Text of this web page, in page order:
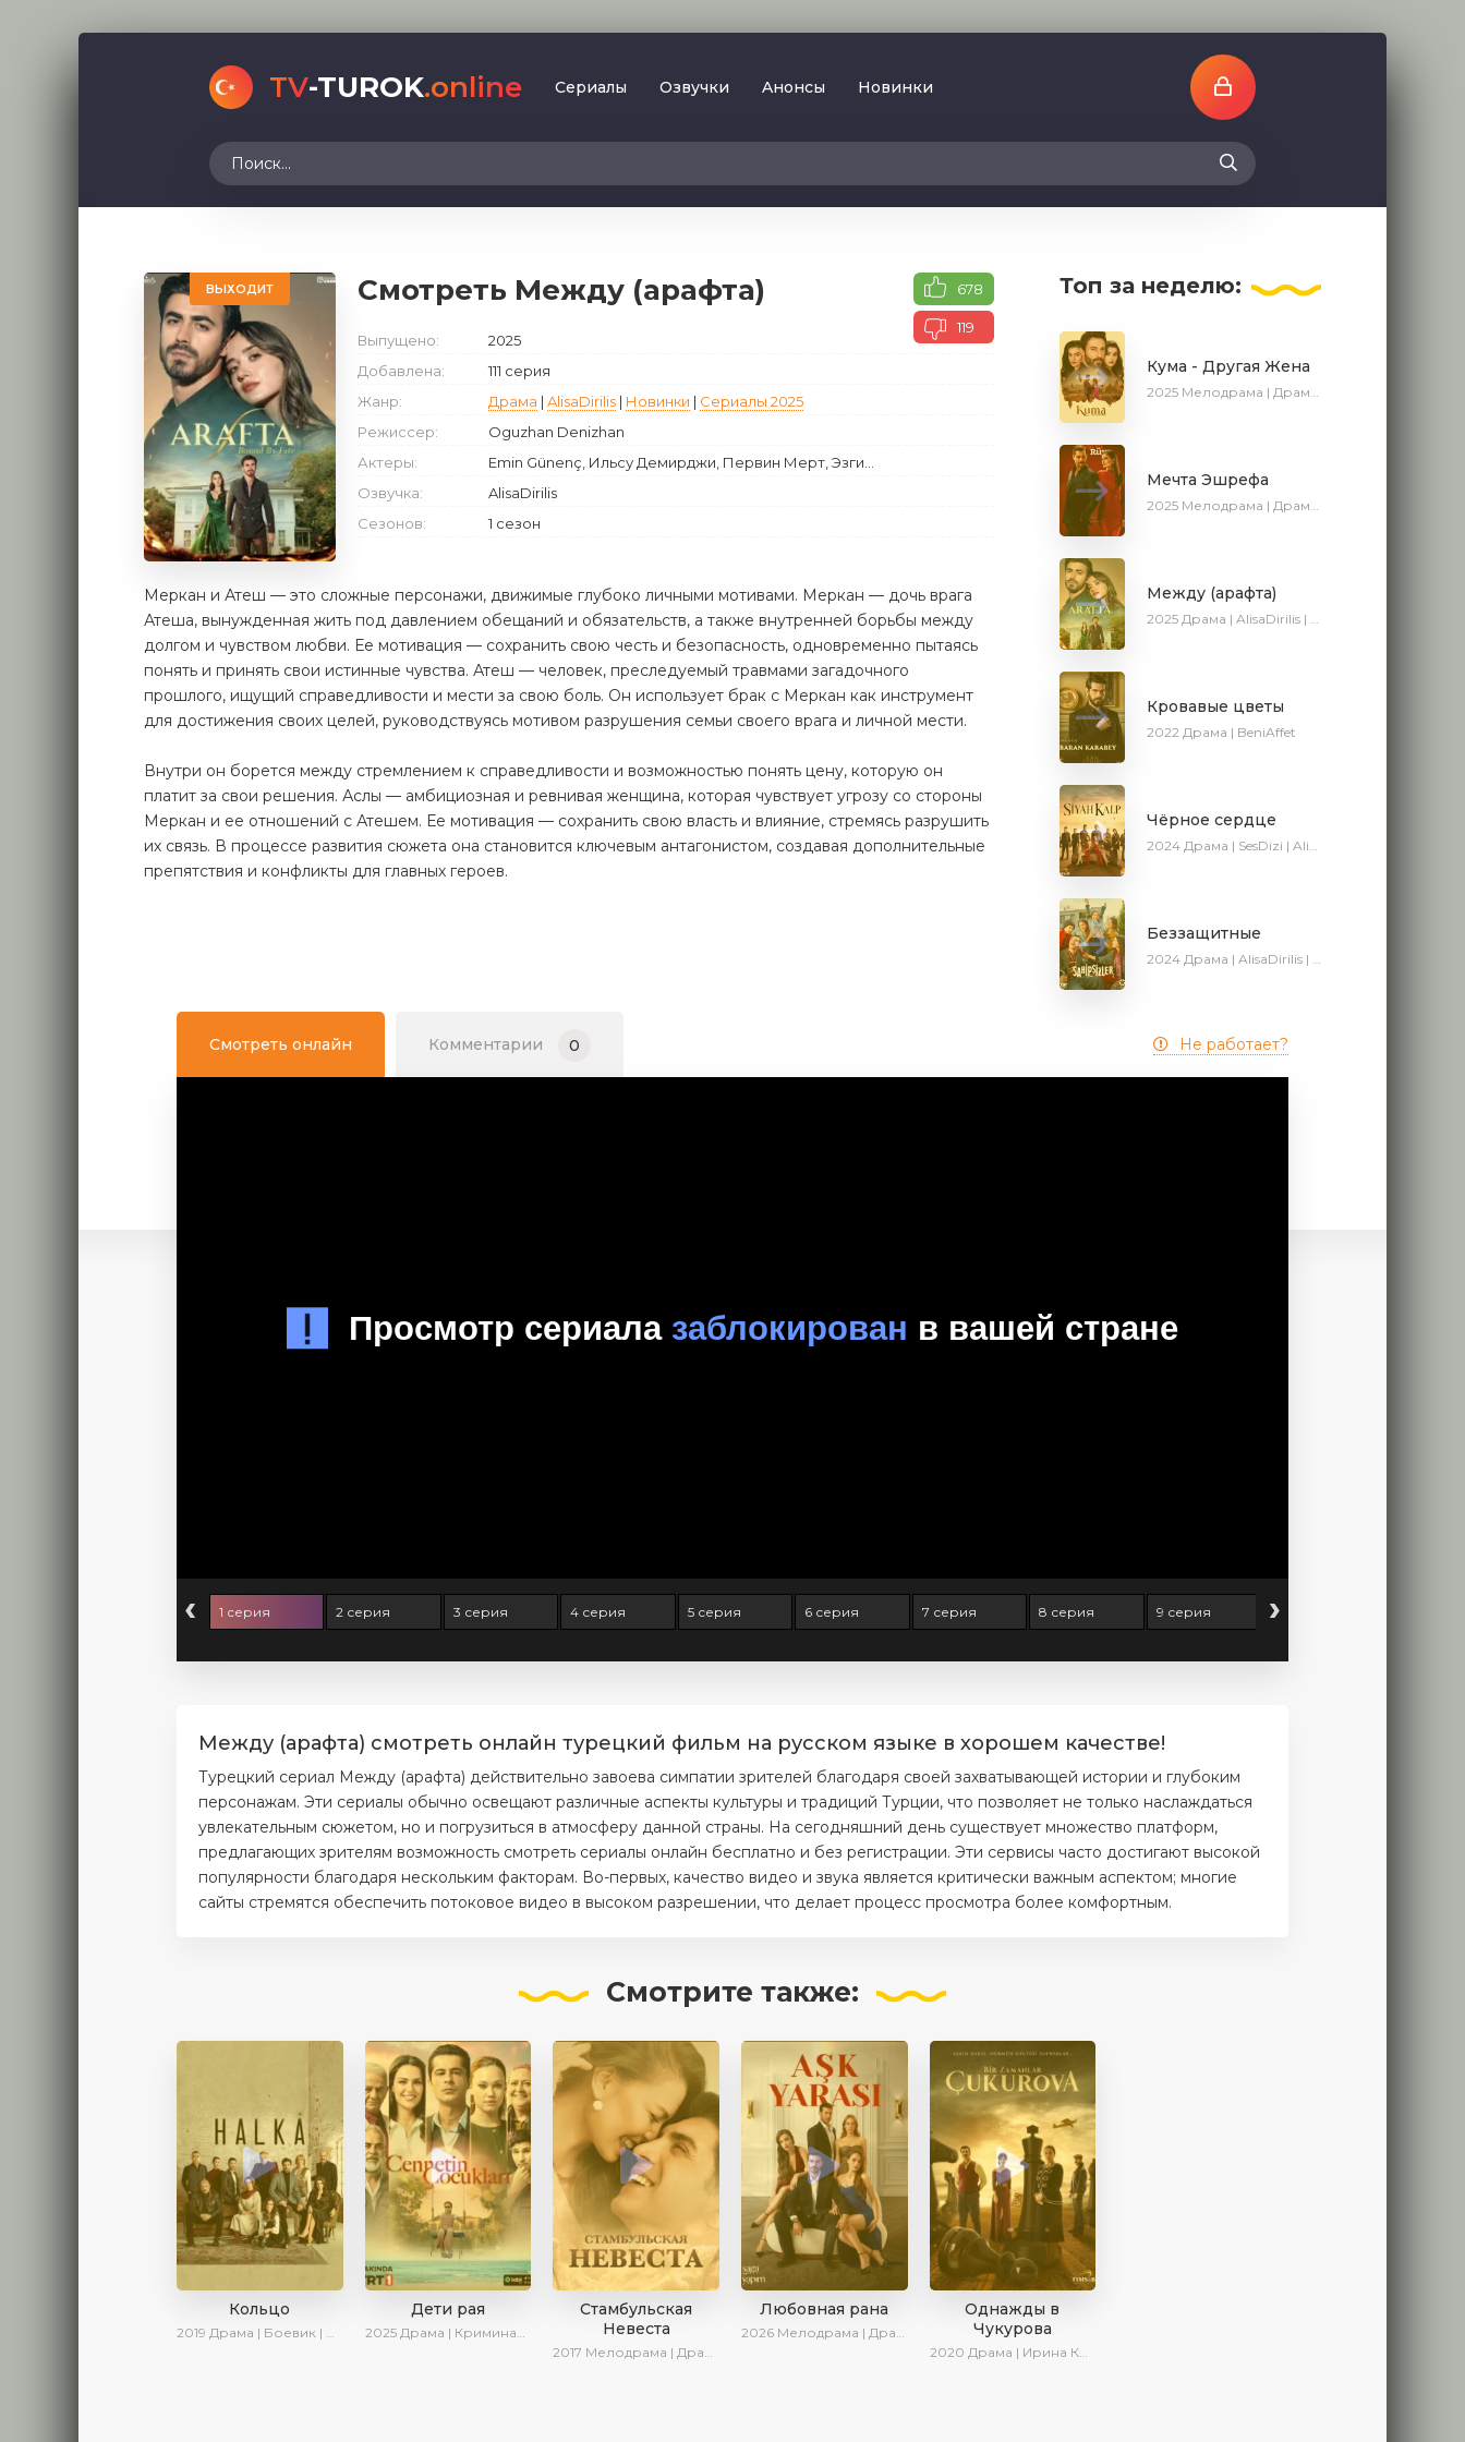
TV-TUROK.online Сериалы
Детектив
Боевик
Военный
Oзвучки
AveTurk
Aнoнcы Новинки
ВЫХОДИТ Смотреть Между (арафта) 678
119
Выпущено:
2025
Добавлена:
111 серия
Жанр:
Драма | AlisaDirilis | Новинки | Сериалы 2025
Режиссер:
Oguzhan Denizhan
Актеры:
Emin Günenç, Ильсу Демирджи, Первин Мерт, Эзги...
Озвучка:
AlisaDirilis
Сезонов:
1 сезон
Меркан и Атеш — это сложные персонажи, движимые глубоко личными мотивами. Меркан — дочь врага
Атеша, вынужденная жить под давлением обещаний и обязательств, а также внутренней борьбы между
долгом и чувством любви. Ее мотивация — сохранить свою честь и безопасность, одновременно пытаясь
понять и принять свои истинные чувства. Атеш — человек, преследуемый травмами загадочного
прошлого, ищущий справедливости и мести за свою боль. Он использует брак с Меркан как инструмент
для достижения своих целей, руководствуясь мотивом разрушения семьи своего врага и личной мести.
Внутри он борется между стремлением к справедливости и возможностью понять цену, которую он
платит за свои решения. Аслы — амбициозная и ревнивая женщина, которая чувствует угрозу со стороны
Меркан и ее отношений с Атешем. Ее мотивация — сохранить свою власть и влияние, стремясь разрушить
их связь. В процессе развития сюжета она становится ключевым антагонистом, создавая дополнительные
препятствия и конфликты для главных героев.
Топ за неделю:
Кума - Другая Жена
2025 Мелодрама | Драма | Новинки | Сериалы 2025
Мечта Эшрефа
2025 Мелодрама | Драма | SesDizi | Новинки | Сериалы 2025
Между (арафта)
2025 Драма | AlisaDirilis | Новинки | Сериалы 2025
Кровавые цветы
2022 Драма | BeniAffet
Чёрное сердце
2024 Драма | SesDizi | AlisaDirilis | Сериалы 2024
Беззащитные
2024 Драма | AlisaDirilis | Сериалы 2024
Смотреть онлайн Комментарии 0 Не работает?
‹ 1 серия 2 серия 3 серия 4 серия 5 серия 6 серия 7 серия 8 серия 9 серия 10 серия
›
Между (арафта) смотреть онлайн турецкий фильм на русском языке в хорошем качестве!
Турецкий сериал Между (арафта) действительно завоева симпатии зрителей благодаря своей захватывающей истории и глубоким
персонажам. Эти сериалы обычно освещают различные аспекты культуры и традиций Турции, что позволяет не только наслаждаться
увлекательным сюжетом, но и погрузиться в атмосферу данной страны. На сегодняшний день существует множество платформ,
предлагающих зрителям возможность смотреть сериалы онлайн бесплатно и без регистрации. Эти сервисы часто достигают высокой
популярности благодаря нескольким факторам. Во-первых, качество видео и звука является критически важным аспектом; многие
сайты стремятся обеспечить потоковое видео в высоком разрешении, что делает процесс просмотра более комфортным.
Смотрите также:
Кольцо
2019 Драма | Боевик | Криминал
Дети рая
2025 Драма | Криминал | AlisaDirilis | Новинки | Сериалы 2025
Стамбульская
Невеста
2017 Мелодрама | Драма
Любовная рана
2026 Мелодрама | Драма | Новинки
Однажды в
Чукурова
2020 Драма | Ирина Котова | AlisaDirilis